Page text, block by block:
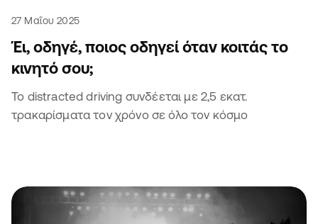
27 Μαΐου 2025
Έι, οδηγέ, ποιος οδηγεί όταν κοιτάς το
κινητό σου;
Το distracted driving συνδέεται με 2,5 εκατ.
τρακαρίσματα τον χρόνο σε όλο τον κόσμο